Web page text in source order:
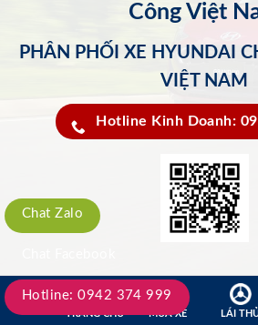
Công Việt
PHÂN PHỐI XE HYUNDAI
VIỆT NAM
Hotline Kinh Doanh:
TRANG CHỦ MUA XE LÁI
Chat Zalo
Hotline: 0942 374 999